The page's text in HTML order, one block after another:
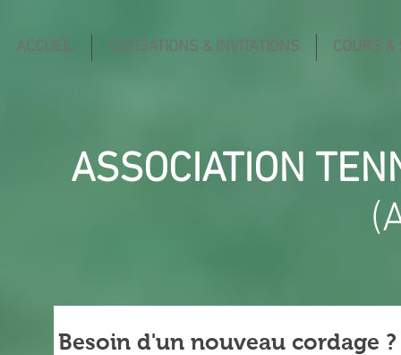
ACCUEIL COTISATIONS & INVITATIONS COURS &
ASSOCIATION
Besoin d'un nouveau cordage ?